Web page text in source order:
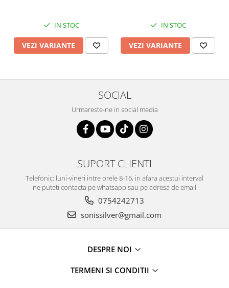
IN STOC
VEZI VARIANTE
IN STOC
VEZI VARIANTE
SOCIAL
Urmareste-ne in social media
SUPORT CLIENTI
Telefonic: luni-vineri intre orele 8-16, in afara acestui interval
ne puteti contacta pe whatsapp sau pe adresa de email
0754242713
sonissilver@gmail.com
DESPRE NOI
TERMENI SI CONDITII